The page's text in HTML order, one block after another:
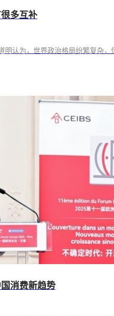
多互补
明认为，世界政治格局纷繁复杂
消费新趋势